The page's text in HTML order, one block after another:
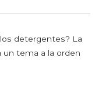
detergentes? La
un tema a la orden